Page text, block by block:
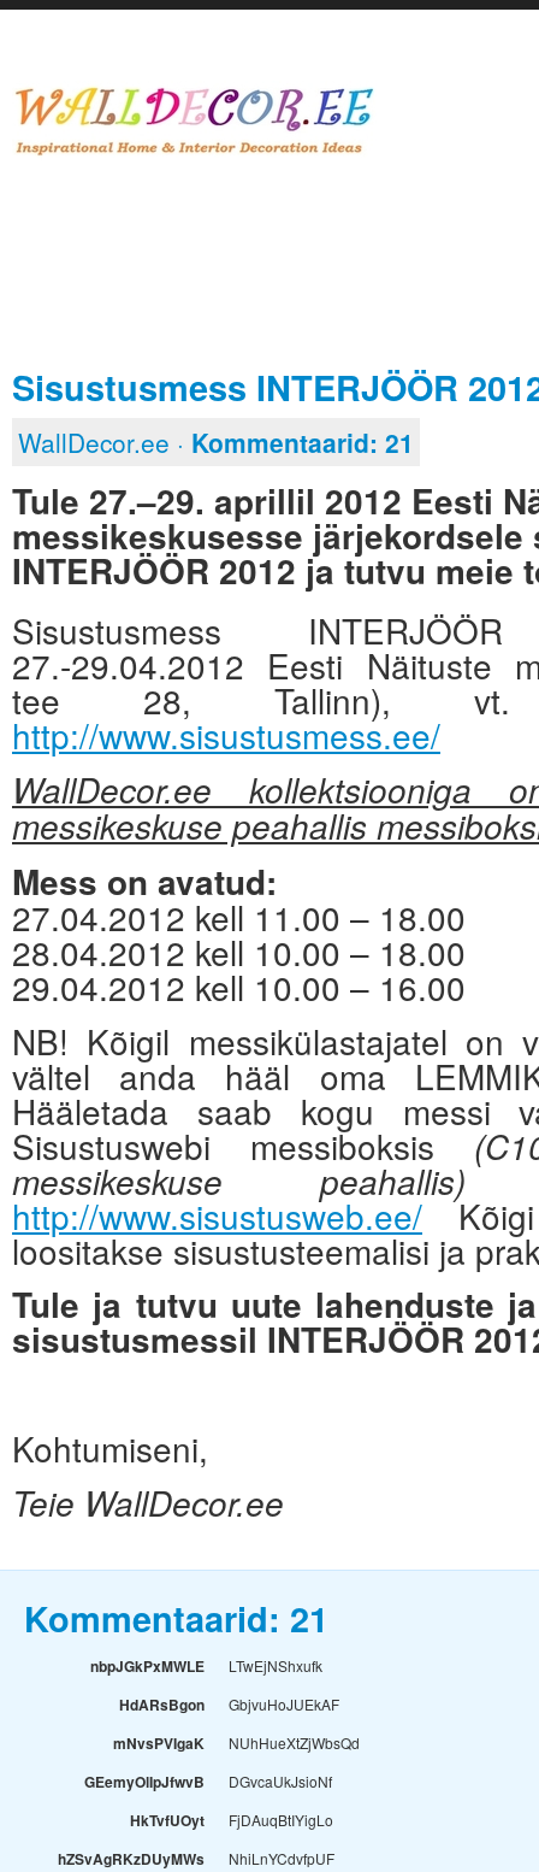
Sisustusmess INTERJÖÖR
WallDecor.ee · Kommentaarid: 21
Tule 27.–29. aprillil 2012 Eesti
messikeskusesse
INTERJÖÖR 2012 ja tutvu meie
Sisustusmess
27.-29.04.2012 Eesti Näituste
tee 28, Tallinn), vt.
http://www.sisustusmess.ee/
WallDecor.ee kollektsiooniga
messikeskuse peahallis
Mess on avatud:
27.04.2012 kell 11.00 – 18.00
28.04.2012 kell 10.00 – 18.00
29.04.2012 kell 10.00 – 16.00
NB! Kõigil messikülastajatel on
vältel anda hääl oma
Hääletada saab kogu messi
Sisustuswebi messiboksis
messikeskuse peahallis)
http://www.sisustusweb.ee/
loositakse sisustusteemalisi ja
Tule ja tutvu uute lahenduste
sisustusmessil INTERJÖÖR
Kohtumiseni,
Teie WallDecor.ee
Kommentaarid: 21
nbpJGkPxMWLE LTwEjNShxufk
HdARsBgon GbjvuHoJUEkAF
mNvsPVIgaK NUhHueXtZjWbsQd
GEemyOlIpJfwvB DGvcaUkJsioNf
HkTvfUOyt FjDAuqBtIYigLo
hZSvAgRKzDUyMWs NhiLnYCdvfpUF